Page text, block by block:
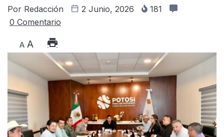
Por Redacción 2 Junio, 2026
181
0 Comentario
A A